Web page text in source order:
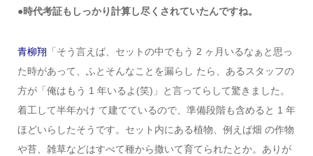
●時代考証もしっかり計算し尽くされていたんですね。
青柳翔 「そう言えば、セットの中でもう 2 ヶ月いるなぁと思っ
た時があって、ふとそんなことを漏らし たら、あるスタッフの
方が「俺はもう 1 年いるよ(笑)」と言ってらして驚きました。
着工して半年かけ て建てているので、準備段階も含めると 1 年
ほどいらしたそうです。セット内にある植物、例えば畑 の作物
や苔、雑草などはすべて種から撒いて育てられたとか。ありが